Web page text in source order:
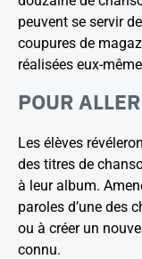
peuvent se servir
coupures de
réalisées eux-
POUR
Les élèves
des titres de
à leur album.
paroles d’une des
ou à créer un
connu.